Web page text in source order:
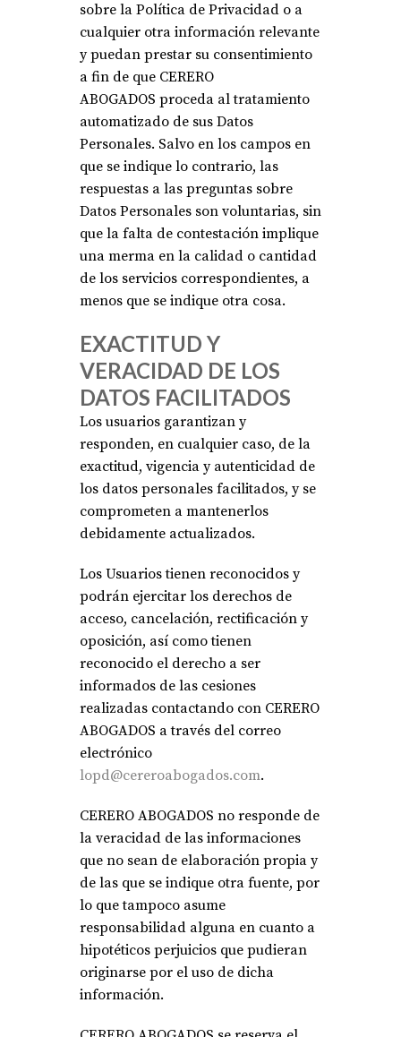
sobre la Política de Privacidad o a
cualquier otra información relevante
y puedan prestar su consentimiento
a fin de que CERERO
ABOGADOS proceda al tratamiento
automatizado de sus Datos
Personales. Salvo en los campos en
que se indique lo contrario, las
respuestas a las preguntas sobre
Datos Personales son voluntarias, sin
que la falta de contestación implique
una merma en la calidad o cantidad
de los servicios correspondientes, a
menos que se indique otra cosa.
EXACTITUD Y
VERACIDAD DE LOS
DATOS FACILITADOS
Los usuarios garantizan y
responden, en cualquier caso, de la
exactitud, vigencia y autenticidad de
los datos personales facilitados, y se
comprometen a mantenerlos
debidamente actualizados.
Los Usuarios tienen reconocidos y
podrán ejercitar los derechos de
acceso, cancelación, rectificación y
oposición, así como tienen
reconocido el derecho a ser
informados de las cesiones
realizadas contactando con CERERO
ABOGADOS a través del correo
electrónico
lopd@cereroabogados.com.
CERERO ABOGADOS no responde de
la veracidad de las informaciones
que no sean de elaboración propia y
de las que se indique otra fuente, por
lo que tampoco asume
responsabilidad alguna en cuanto a
hipotéticos perjuicios que pudieran
originarse por el uso de dicha
información.